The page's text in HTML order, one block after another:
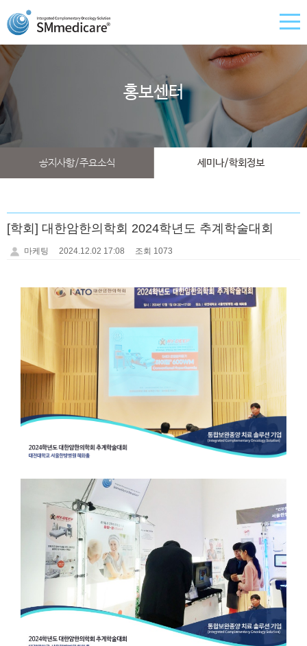
홍보센터
공지사항/주요소식 세미나/학회정보
[학회] 대한암한의학회 2024학년도 추계학술대회
마케팅 2024.12.02 17:08 조회 1073